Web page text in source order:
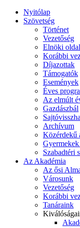
Nyitólap
Szövetség
Történet
Vezetőség
Elnöki oldal
Korábbi
Díjazottak
Támogatók
Események
Éves
Az elmúlt
Gazdászbál
Archívum
Közérdekű
Szabadtéri
Az Akadémia
Az ősi
Városunk
Vezetőség
Korábbi
Tanáraink